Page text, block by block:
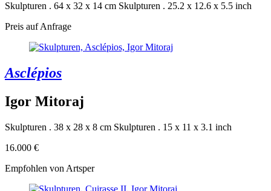
Skulpturen . 64 x 32 x 14 cm Skulpturen . 25.2 x 12.6 x 5.5 inch
Preis auf Anfrage
Asclépios
Igor Mitoraj
Skulpturen . 38 x 28 x 8 cm Skulpturen . 15 x 11 x 3.1 inch
16.000 €
Empfohlen von Artsper